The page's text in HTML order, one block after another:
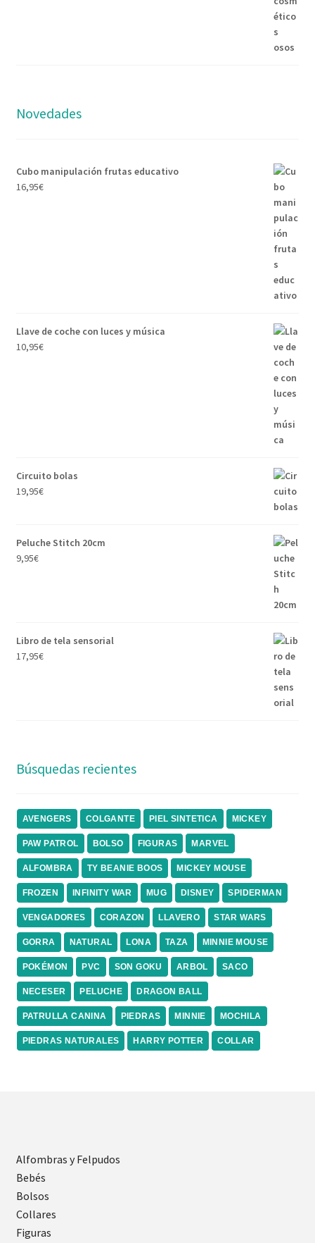
Novedades
Cubo manipulación frutas educativo
16,95€
Llave de coche con luces y música
10,95€
Circuito bolas
19,95€
Peluche Stitch 20cm
9,95€
Libro de tela sensorial
17,95€
Búsquedas recientes
AVENGERS COLGANTE PIEL SINTETICA MICKEY
PAW PATROL BOLSO FIGURAS MARVEL
ALFOMBRA TY BEANIE BOOS MICKEY MOUSE
FROZEN INFINITY WAR MUG DISNEY SPIDERMAN
VENGADORES CORAZON LLAVERO STAR WARS
GORRA NATURAL LONA TAZA MINNIE MOUSE
POKÉMON PVC SON GOKU ARBOL SACO
NECESER PELUCHE DRAGON BALL
PATRULLA CANINA PIEDRAS MINNIE MOCHILA
PIEDRAS NATURALES HARRY POTTER COLLAR
Alfombras y Felpudos
Bebés
Bolsos
Collares
Figuras